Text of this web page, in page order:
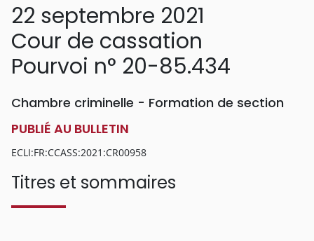
22 septembre 2021
Cour de cassation
Pourvoi n° 20-85.434
Chambre criminelle - Formation de section
PUBLIÉ AU BULLETIN
ECLI:FR:CCASS:2021:CR00958
Titres et sommaires